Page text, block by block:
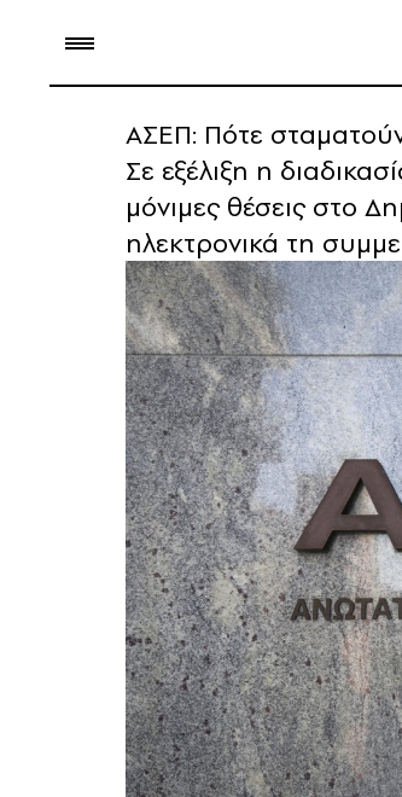
ΑΣΕΠ: Πότε σταματούν
Σε εξέλιξη η
μόνιμες θέσεις στο
ηλεκτρονικά τη